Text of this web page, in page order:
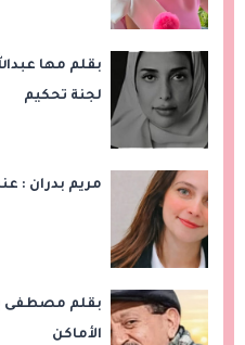
بقلم مها
لجنة تحكيم
مريم بدران :
بقلم مصطفى
الأماكن